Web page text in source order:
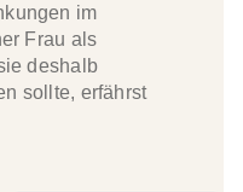
im
Frau als
deshalb
sollte, erfährst